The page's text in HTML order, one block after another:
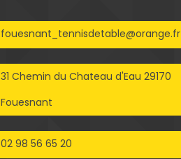
fouesnant_tennisdetable@orange.fr
31 Chemin du Chateau d'Eau 29170
Fouesnant
02 98 56 65 20